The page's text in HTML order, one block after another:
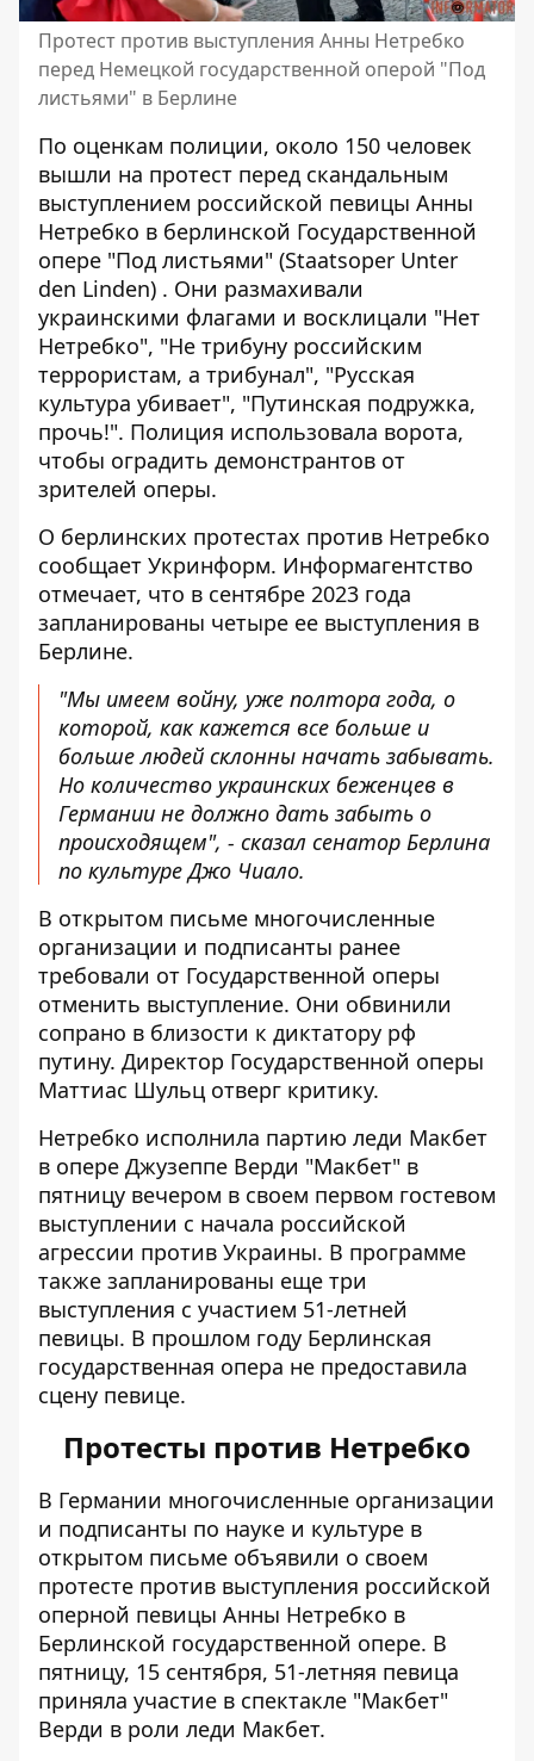
Протест против выступления Анны Нетребко
перед Немецкой государственной оперой "Под
листьями" в Берлине
По оценкам полиции, около 150 человек
вышли на протест перед скандальным
выступлением российской певицы Анны
Нетребко в берлинской Государственной
опере "Под листьями" (Staatsoper Unter
den Linden) . Они размахивали
украинскими флагами и восклицали "Нет
Нетребко", "Не трибуну российским
террористам, а трибунал", "Русская
культура убивает", "Путинская подружка,
прочь!". Полиция использовала ворота,
чтобы оградить демонстрантов от
зрителей оперы.
О берлинских протестах против Нетребко
сообщает Укринформ. Информагентство
отмечает, что в сентябре 2023 года
запланированы четыре ее выступления в
Берлине.
"Мы имеем войну, уже полтора года, о
которой, как кажется все больше и
больше людей склонны начать забывать.
Но количество украинских беженцев в
Германии не должно дать забыть о
происходящем", - сказал сенатор Берлина
по культуре Джо Чиало.
В открытом письме многочисленные
организации и подписанты ранее
требовали от Государственной оперы
отменить выступление. Они обвинили
сопрано в близости к диктатору рф
путину. Директор Государственной оперы
Маттиас Шульц отверг критику.
Нетребко исполнила партию леди Макбет
в опере Джузеппе Верди "Макбет" в
пятницу вечером в своем первом гостевом
выступлении с начала российской
агрессии против Украины. В программе
также запланированы еще три
выступления с участием 51-летней
певицы. В прошлом году Берлинская
государственная опера не предоставила
сцену певице.
Протесты против Нетребко
В Германии многочисленные организации
и подписанты по науке и культуре в
открытом письме объявили о своем
протесте против выступления российской
оперной певицы Анны Нетребко в
Берлинской государственной опере. В
пятницу, 15 сентября, 51-летняя певица
приняла участие в спектакле "Макбет"
Верди в роли леди Макбет.